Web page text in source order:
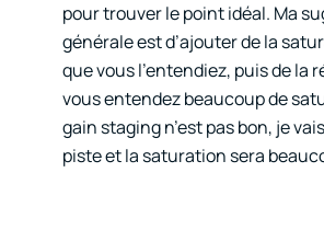
pour trouver le point idéal. Ma
générale est d’ajouter de la
que vous l’entendiez, puis de la
vous entendez beaucoup de
gain staging n’est pas bon, je
piste et la saturation sera